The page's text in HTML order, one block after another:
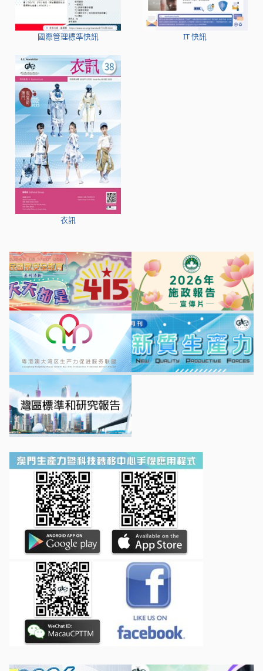
國際管理標準快訊 IT 快訊
衣訊